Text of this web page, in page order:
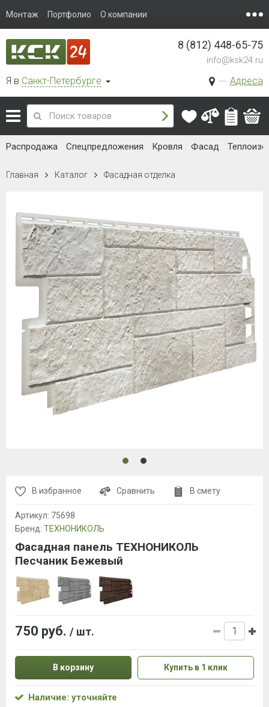
Монтаж Портфолио О компании
Я в Санкт-Петербурге Адреса
8 (812) 448-65-75
info@ksk24.ru
Распродажа Спецпредложения Кровля Фасад
Главная Каталог Фасадная отделка
В избранное Сравнить В смету
Артикул: 75698
Бренд: ТЕХНОНИКОЛЬ
Фасадная панель ТЕХНОНИКОЛЬ
Песчаник Бежевый
750 руб. / шт.
В корзину Купить в 1 клик
Наличие: уточняйте